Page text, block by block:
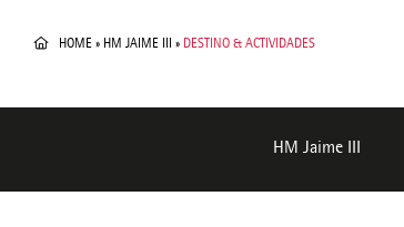
HOME » HM JAIME III » DESTINO & ACTIVIDADES
HM Jaime III